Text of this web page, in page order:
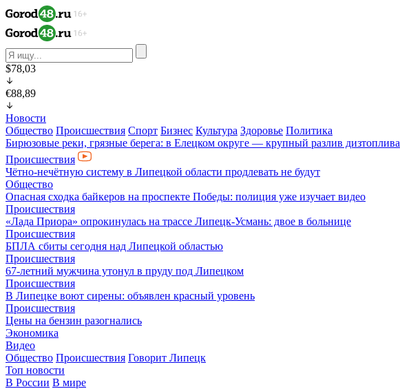
$78,03
€88,89
Новости
Общество Происшествия Спорт Бизнес Культура Здоровье Политика
Бирюзовые реки, грязные берега: в Елецком округе — крупный разлив дизтоплива
Происшествия
Чётно-нечётную систему в Липецкой области продлевать не будут
Общество
Опасная сходка байкеров на проспекте Победы: полиция уже изучает видео
Происшествия
«Лада Приора» опрокинулась на трассе Липецк-Усмань: двое в больнице
Происшествия
БПЛА сбиты сегодня над Липецкой областью
Происшествия
67-летний мужчина утонул в пруду под Липецком
Происшествия
В Липецке воют сирены: объявлен красный уровень
Происшествия
Цены на бензин разогнались
Экономика
Видео
Общество Происшествия Говорит Липецк
Топ новости
В России В мире